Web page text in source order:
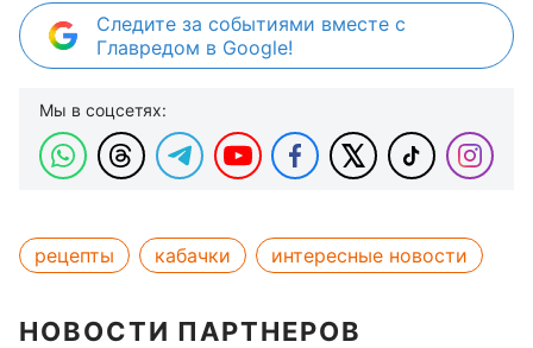
Следите за событиями вместе с
Главредом в Google!
Мы в соцсетях:
рецепты кабачки интересные новости
НОВОСТИ ПАРТНЕРОВ